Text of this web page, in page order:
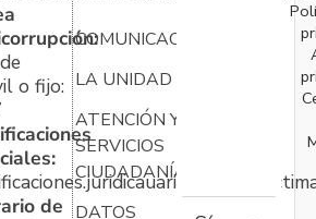
o fijo:
de
COMUNICACIONES
LA UNIDAD
ATENCIÓN Y
SERVICIOS
CIUDADANÍA
DATOS